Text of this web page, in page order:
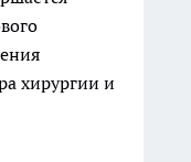
хирургии и